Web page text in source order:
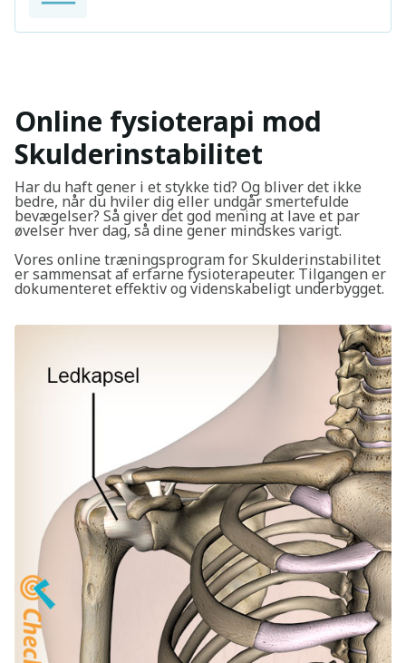
Online fysioterapi mod
Skulderinstabilitet
Har du haft gener i et stykke tid? Og bliver det ikke
bedre, når du hviler dig eller undgår smertefulde
bevægelser? Så giver det god mening at lave et par
øvelser hver dag, så dine gener mindskes varigt.
Vores online træningsprogram for Skulderinstabilitet
er sammensat af erfarne fysioterapeuter. Tilgangen er
dokumenteret effektiv og videnskabeligt underbygget.